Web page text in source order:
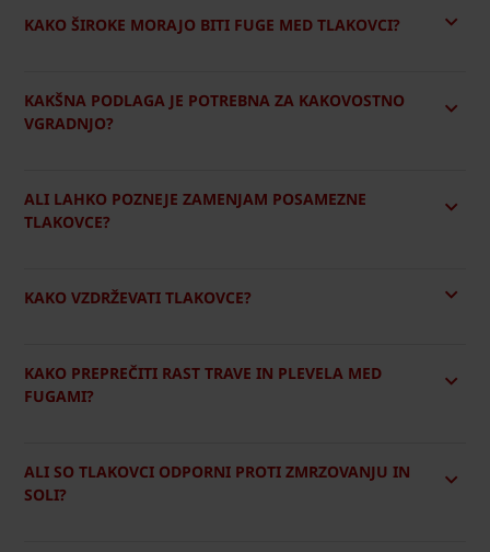
KAKO ŠIROKE MORAJO BITI FUGE MED TLAKOVCI?
KAKŠNA PODLAGA JE POTREBNA ZA KAKOVOSTNO
VGRADNJO?
ALI LAHKO POZNEJE ZAMENJAM POSAMEZNE
TLAKOVCE?
KAKO VZDRŽEVATI TLAKOVCE?
KAKO PREPREČITI RAST TRAVE IN PLEVELA MED
FUGAMI?
ALI SO TLAKOVCI ODPORNI PROTI ZMRZOVANJU IN
SOLI?